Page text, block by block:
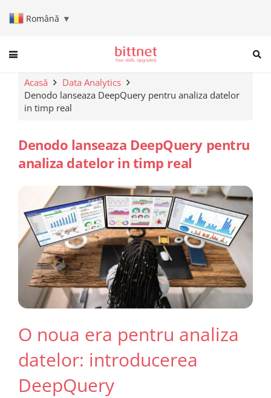
Română ▼
When autocomplete results
Acasă
Data Analytics
Denodo lanseaza DeepQuery pentru analiza datelor
in timp real
Denodo lanseaza DeepQuery pentru
analiza datelor in timp real
O noua era pentru analiza
datelor: introducerea
DeepQuery